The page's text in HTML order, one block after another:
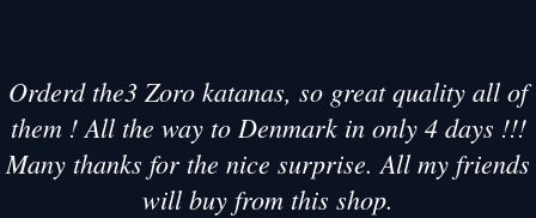
Orderd the3 Zoro katanas, so great quality all of
them ! All the way to Denmark in only 4 days !!!
Many thanks for the nice surprise. All my friends
will buy from this shop.